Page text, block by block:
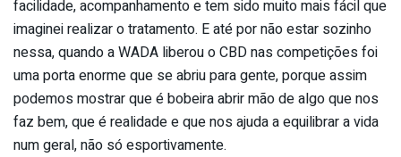
facilidade, acompanhamento e tem sido muito mais fácil que
imaginei realizar o tratamento. E até por não estar sozinho
nessa, quando a WADA liberou o CBD nas competições foi
uma porta enorme que se abriu para gente, porque assim
podemos mostrar que é bobeira abrir mão de algo que nos
faz bem, que é realidade e que nos ajuda a equilibrar a vida
num geral, não só esportivamente.